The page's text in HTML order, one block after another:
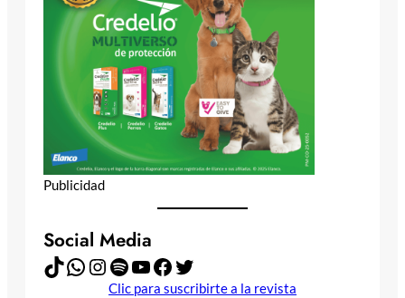
Publicidad
Social Media
TikTok WhatsApp Instagram Spotify YouTube Facebook Twitter
Clic para suscribirte a la revista